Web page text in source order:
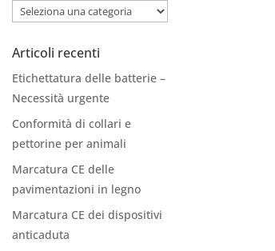
Categorie
Articoli recenti
Etichettatura delle batterie –
Necessità urgente
Conformità di collari e
pettorine per animali
Marcatura CE delle
pavimentazioni in legno
Marcatura CE dei dispositivi
anticaduta